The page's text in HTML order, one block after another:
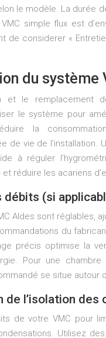
le modèle. La durée
simple flux est
de considerer «
du système
et le remplacement
le système pour
la
de vie de l’installation.
à réguler
réduire les acariens
débits (si
Aldes sont réglables,
du
précis optimise la
Pour une
se situe autour
de l’isolation des
de votre VMC pour
Utilisez